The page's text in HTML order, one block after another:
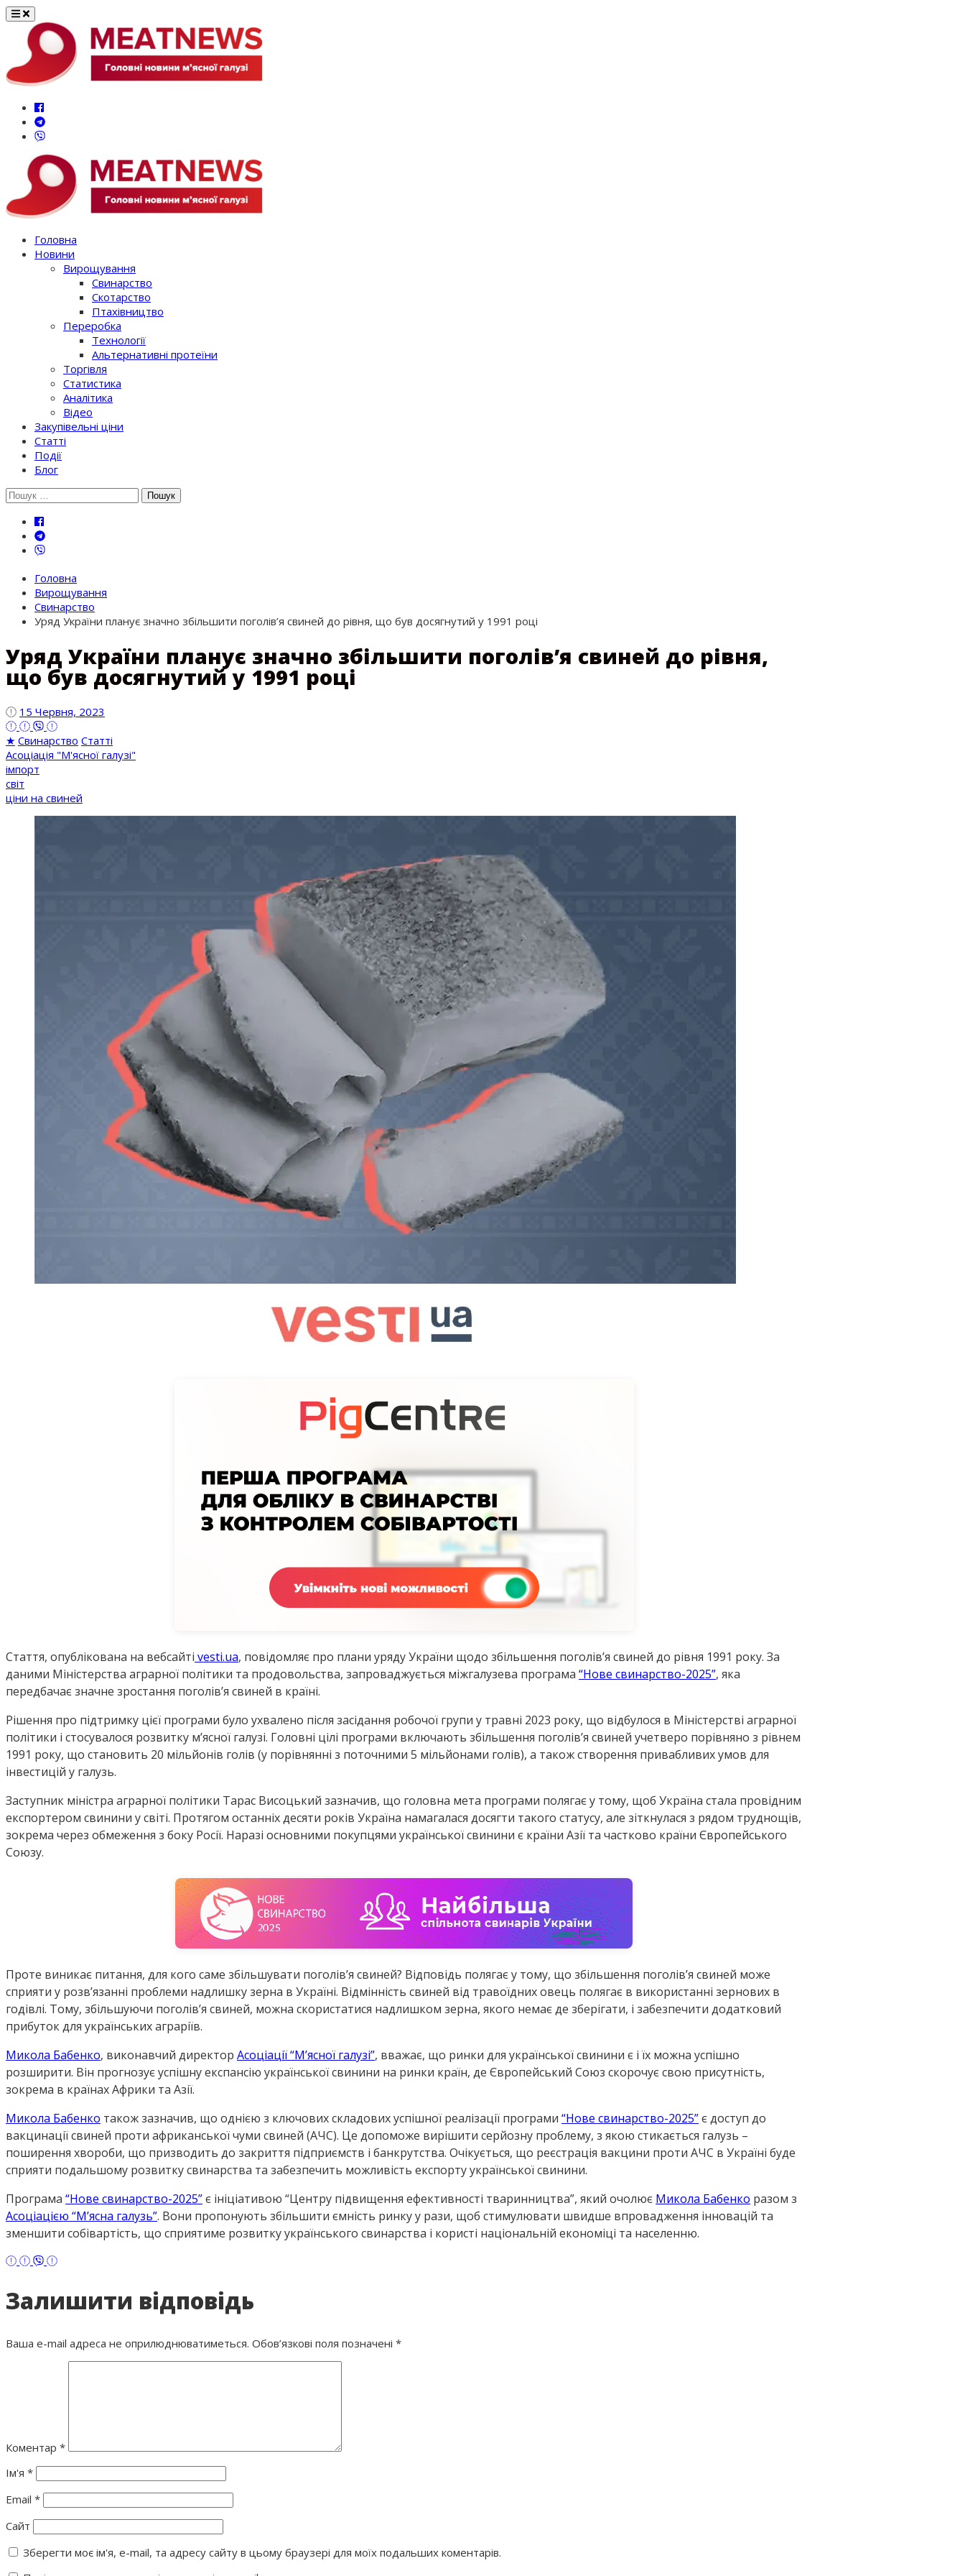
Перейти
вмісту
Головна
Новини
Вирощування
Свинарство
Скотарство
Птахівництво
Переробка
Технології
Альтернативні протеїни
Торгівля
Статистика
Аналітика
Відео
Закупівельні ціни
Статті
Події
Блог
Шукати:
Головна
Вирощування
Свинарство
Уряд України планує значно збільшити поголів’я свиней до рівня, що був досягнутий у 1991 році
Уряд України планує значно збільшити поголів’я свиней до рівня,
що був досягнутий у 1991 році
15 Червня, 2023
★ Свинарство Статті
Асоціація "М'ясної галузі"
імпорт
світ
ціни на свиней
Стаття, опублікована на вебсайті vesti.ua, повідомляє про плани уряду України щодо збільшення поголів’я свиней до рівня 1991 року. За
даними Міністерства аграрної політики та продовольства, запроваджується міжгалузева програма “Нове свинарство-2025”, яка
передбачає значне зростання поголів’я свиней в країні.
Рішення про підтримку цієї програми було ухвалено після засідання робочої групи у травні 2023 року, що відбулося в Міністерстві аграрної
політики і стосувалося розвитку м’ясної галузі. Головні цілі програми включають збільшення поголів’я свиней учетверо порівняно з рівнем
1991 року, що становить 20 мільйонів голів (у порівнянні з поточними 5 мільйонами голів), а також створення привабливих умов для
інвестицій у галузь.
Заступник міністра аграрної політики Тарас Висоцький зазначив, що головна мета програми полягає у тому, щоб Україна стала провідним
експортером свинини у світі. Протягом останніх десяти років Україна намагалася досягти такого статусу, але зіткнулася з рядом труднощів,
зокрема через обмеження з боку Росії. Наразі основними покупцями української свинини є країни Азії та частково країни Європейського
Союзу.
Проте виникає питання, для кого саме збільшувати поголів’я свиней? Відповідь полягає у тому, що збільшення поголів’я свиней може
сприяти у розв’язанні проблеми надлишку зерна в Україні. Відмінність свиней від травоїдних овець полягає в використанні зернових в
годівлі. Тому, збільшуючи поголів’я свиней, можна скористатися надлишком зерна, якого немає де зберігати, і забезпечити додатковий
прибуток для українських аграріїв.
Микола Бабенко, виконавчий директор Асоціації “М’ясної галузі”, вважає, що ринки для української свинини є і їх можна успішно
розширити. Він прогнозує успішну експансію української свинини на ринки країн, де Європейський Союз скорочує свою присутність,
зокрема в країнах Африки та Азії.
Микола Бабенко також зазначив, що однією з ключових складових успішної реалізації програми “Нове свинарство-2025”є доступ до
вакцинації свиней проти африканської чуми свиней (АЧС). Це допоможе вирішити серйозну проблему, з якою стикається галузь –
поширення хвороби, що призводить до закриття підприємств і банкрутства. Очікується, що реєстрація вакцини проти АЧС в Україні буде
сприяти подальшому розвитку свинарства та забезпечить можливість експорту української свинини.
Програма “Нове свинарство-2025”є ініціативою “Центру підвищення ефективності тваринництва”, який очолює Микола Бабенко разом з
Асоціацією “М’ясна галузь”. Вони пропонують збільшити ємність ринку у рази, щоб стимулювати швидше впровадження інновацій та
зменшити собівартість, що сприятиме розвитку українського свинарства і користі національній економіці та населенню.
Залишити відповідь
Ваша e-mail адреса не оприлюднюватиметься. Обов’язкові поля позначені *
Коментар *
Ім'я *
Email *
Сайт
Зберегти моє ім'я, e-mail, та адресу сайту в цьому браузері для моїх подальших коментарів.